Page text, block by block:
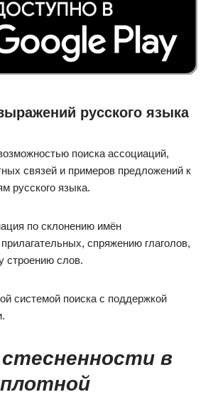
русского языка
поиска ассоциаций,
связей и примеров предложений к
русского языка.
по склонению имён
спряжению глаголов,
строению слов.
системой поиска с поддержкой
в